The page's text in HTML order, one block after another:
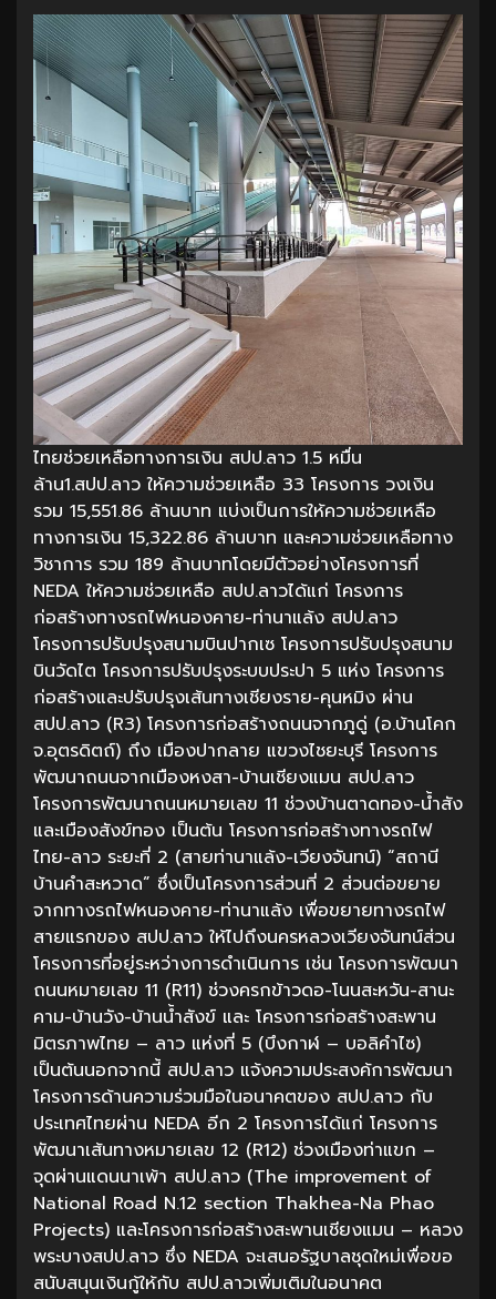
ไทยช่วยเหลือทางการเงิน สปป.ลาว 1.5 หมื่น
ล้าน1.สปป.ลาว ให้ความช่วยเหลือ 33 โครงการ วงเงิน
รวม 15,551.86 ล้านบาท แบ่งเป็นการให้ความช่วยเหลือ
ทางการเงิน 15,322.86 ล้านบาท และความช่วยเหลือทาง
วิชาการ รวม 189 ล้านบาทโดยมีตัวอย่างโครงการที่
NEDA ให้ความช่วยเหลือ สปป.ลาวได้แก่ โครงการ
ก่อสร้างทางรถไฟหนองคาย-ท่านาแล้ง สปป.ลาว
โครงการปรับปรุงสนามบินปากเซ โครงการปรับปรุงสนาม
บินวัดไต โครงการปรับปรุงระบบประปา 5 แห่ง โครงการ
ก่อสร้างและปรับปรุงเส้นทางเชียงราย-คุนหมิง ผ่าน
สปป.ลาว (R3) โครงการก่อสร้างถนนจากภูดู่ (อ.บ้านโคก
จ.อุตรดิตถ์) ถึง เมืองปากลาย แขวงไชยะบุรี โครงการ
พัฒนาถนนจากเมืองหงสา-บ้านเชียงแมน สปป.ลาว
โครงการพัฒนาถนนหมายเลข 11 ช่วงบ้านตาดทอง-น้ำสัง
และเมืองสังข์ทอง เป็นต้น โครงการก่อสร้างทางรถไฟ
ไทย-ลาว ระยะที่ 2 (สายท่านาแล้ง-เวียงจันทน์) “สถานี
บ้านคำสะหวาด” ซึ่งเป็นโครงการส่วนที่ 2 ส่วนต่อขยาย
จากทางรถไฟหนองคาย-ท่านาแล้ง เพื่อขยายทางรถไฟ
สายแรกของ สปป.ลาว ให้ไปถึงนครหลวงเวียงจันทน์ส่วน
โครงการที่อยู่ระหว่างการดำเนินการ เช่น โครงการพัฒนา
ถนนหมายเลข 11 (R11) ช่วงครกข้าวดอ-โนนสะหวัน-สานะ
คาม-บ้านวัง-บ้านน้ำสังข์ และ โครงการก่อสร้างสะพาน
มิตรภาพไทย – ลาว แห่งที่ 5 (บึงกาฬ – บอลิคำไซ)
เป็นต้นนอกจากนี้ สปป.ลาว แจ้งความประสงค้การพัฒนา
โครงการด้านความร่วมมือในอนาคตของ สปป.ลาว กับ
ประเทศไทยผ่าน NEDA อีก 2 โครงการได้แก่ โครงการ
พัฒนาเส้นทางหมายเลข 12 (R12) ช่วงเมืองท่าแขก –
จุดผ่านแดนนาเพ้า สปป.ลาว (The improvement of
National Road N.12 section Thakhea-Na Phao
Projects) และโครงการก่อสร้างสะพานเชียงแมน – หลวง
พระบางสปป.ลาว ซึ่ง NEDA จะเสนอรัฐบาลชุดใหม่เพื่อขอ
สนับสนุนเงินกู้ให้กับ สปป.ลาวเพิ่มเติมในอนาคต